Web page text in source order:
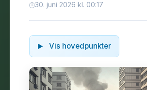
30. juni 2026 kl. 00:17
Vis hovedpunkter